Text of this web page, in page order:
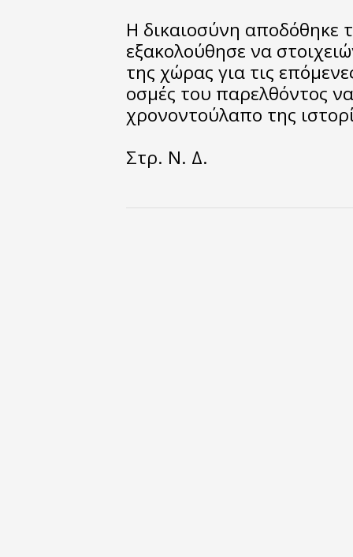
Η δικαιοσύνη αποδόθηκε
εξακολούθησε να
της χώρας για τις
οσμές του παρελθόντος
χρονοντούλαπο της
Στρ. Ν. Δ.